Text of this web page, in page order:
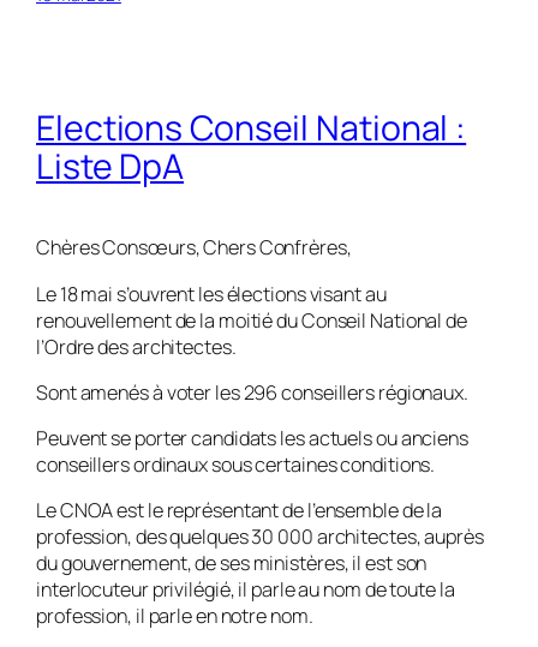
Elections Conseil National :
Liste DpA
Chères Consœurs, Chers Confrères,
Le 18 mai s’ouvrent les élections visant au
renouvellement de la moitié du Conseil National de
l’Ordre des architectes.
Sont amenés à voter les 296 conseillers régionaux.
Peuvent se porter candidats les actuels ou anciens
conseillers ordinaux sous certaines conditions.
Le CNOA est le représentant de l’ensemble de la
profession, des quelques 30 000 architectes, auprès
du gouvernement, de ses ministères, il est son
interlocuteur privilégié, il parle au nom de toute la
profession, il parle en notre nom.